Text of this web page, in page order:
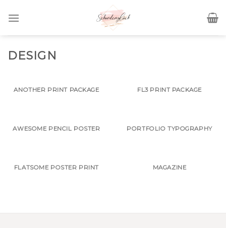
DESIGN
ANOTHER PRINT PACKAGE FL3 PRINT PACKAGE
AWESOME PENCIL POSTER PORTFOLIO TYPOGRAPHY
FLATSOME POSTER PRINT MAGAZINE